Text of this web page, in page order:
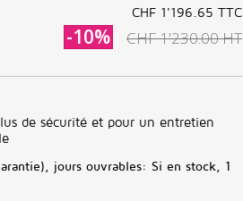
CHF 1'196.65 TTC
-10% CHF 1'230.00HT
de sécurité et pour un entretien
jours ouvrables: Si en stock, 1